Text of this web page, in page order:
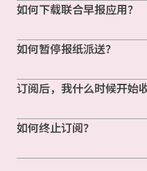
如何下载联合早报应用？
如何暂停报纸派送？
订阅后，我什么时候开始
如何终止订阅？